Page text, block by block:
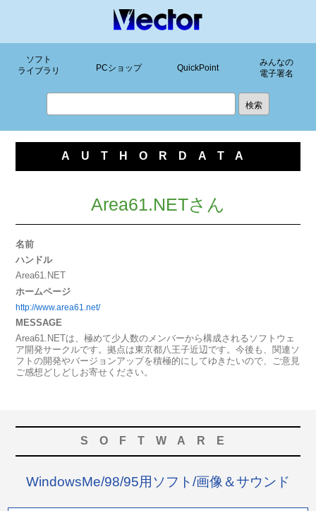
ソフト
ライブラリ
PCショップ QuickPoint
みんなの
電子署名
AUTHORDATA
Area61.NETさん
名前
ハンドル
Area61.NET
ホームページ
http://www.area61.net/
MESSAGE
Area61.NETは、極めて少人数のメンバーから構成されるソフトウェ
ア開発サークルです。拠点は東京都八王子近辺です。今後も、関連ソ
フトの開発やバージョンアップを積極的にしてゆきたいので、ご意見
ご感想どしどしお寄せください。
SOFTWARE
WindowsMe/98/95用ソフト/画像＆サウンド